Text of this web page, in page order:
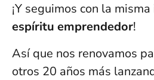
¡Y seguimos con la misma
espíritu emprendedor!
Así que nos renovamos
otros 20 años más